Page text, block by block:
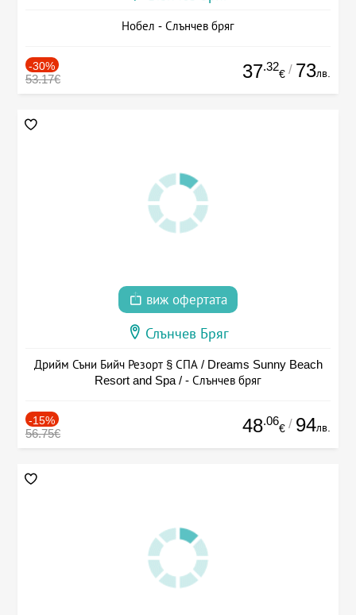
Нобел - Слънчев бряг
-30%
53.17€ 37.32
€ / 73лв.
виж офертата
Слънчев Бряг
Дрийм Съни Бийч Резорт § СПА / Dreams Sunny Beach
Resort and Spa / - Слънчев бряг
-15%
56.75€ 48.06
€ / 94лв.